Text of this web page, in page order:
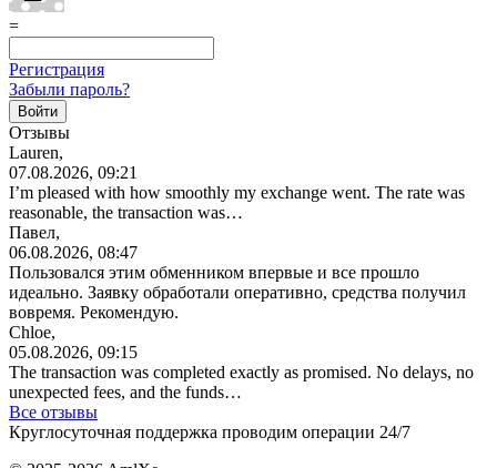
=
Регистрация
Забыли пароль?
Отзывы
Lauren,
07.08.2026, 09:21
I’m pleased with how smoothly my exchange went. The rate was
reasonable, the transaction was…
Павел,
06.08.2026, 08:47
Пользовался этим обменником впервые и все прошло
идеально. Заявку обработали оперативно, средства получил
вовремя. Рекомендую.
Chloe,
05.08.2026, 09:15
The transaction was completed exactly as promised. No delays, no
unexpected fees, and the funds…
Все отзывы
Круглосуточная поддержка проводим операции 24/7